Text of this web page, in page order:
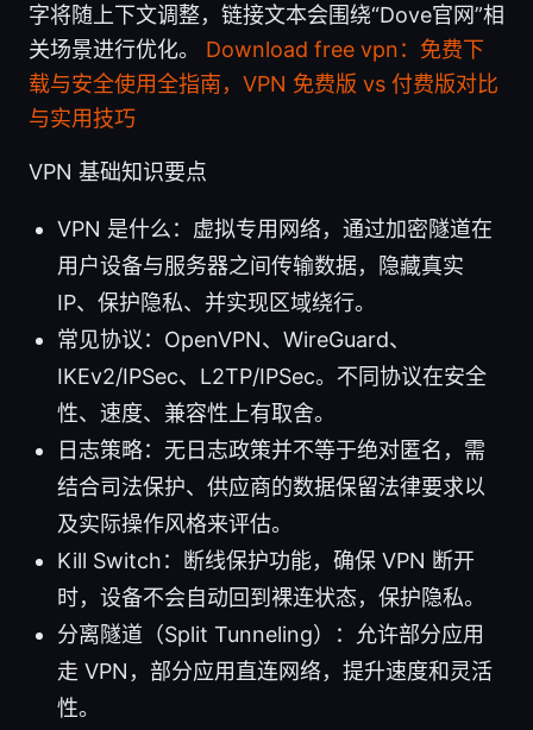
字将随上下文调整，链接文本会围绕“Dove官网”相
关场景进行优化。 Download free vpn：免费下
载与安全使用全指南，VPN 免费版 vs 付费版对比
与实用技巧
VPN 基础知识要点
VPN 是什么：虚拟专用网络，通过加密隧道在
用户设备与服务器之间传输数据，隐藏真实
IP、保护隐私、并实现区域绕行。
常见协议：OpenVPN、WireGuard、
IKEv2/IPSec、L2TP/IPSec。不同协议在安全
性、速度、兼容性上有取舍。
日志策略：无日志政策并不等于绝对匿名，需
结合司法保护、供应商的数据保留法律要求以
及实际操作风格来评估。
Kill Switch：断线保护功能，确保 VPN 断开
时，设备不会自动回到裸连状态，保护隐私。
分离隧道（Split Tunneling）：允许部分应用
走 VPN，部分应用直连网络，提升速度和灵活
性。